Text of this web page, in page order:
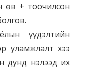
өв + тоочилсон
үүдэлтийн
уламжлалт хээ
дунд нэлээд их